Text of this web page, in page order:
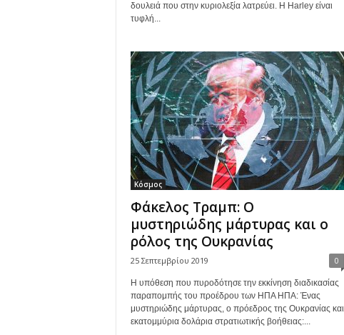
δουλειά που στην κυριολεξία λατρεύει. Η Harley είναι
τυφλή...
Κόσμος
Φάκελος Τραμπ: Ο
μυστηριώδης μάρτυρας και ο
ρόλος της Ουκρανίας
25 Σεπτεμβρίου 2019 0
Η υπόθεση που πυροδότησε την εκκίνηση διαδικασίας
παραπομπής του προέδρου των ΗΠΑ ΗΠΑ: Ένας
μυστηριώδης μάρτυρας, ο πρόεδρος της Ουκρανίας και
εκατομμύρια δολάρια στρατιωτικής βοήθειας:...